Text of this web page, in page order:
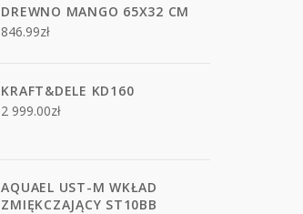
DREWNO MANGO 65X32 CM
846.99zł
KRAFT&DELE KD160
2 999.00zł
AQUAEL UST-M WKŁAD
ZMIĘKCZAJĄCY ST10BB